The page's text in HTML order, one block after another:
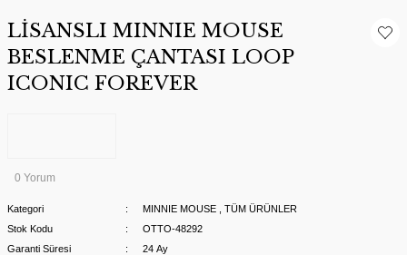
LİSANSLI MINNIE MOUSE
BESLENME ÇANTASI LOOP
ICONIC FOREVER
0 Yorum
Kategori MINNIE MOUSE
TÜM ÜRÜNLER
Stok Kodu
OTTO-48292
Garanti Süresi
24 Ay